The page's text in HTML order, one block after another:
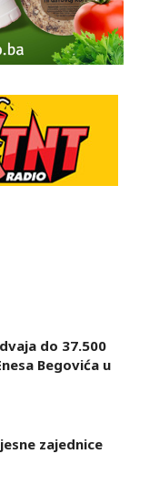
do 37.500
Begovića u
zajednice